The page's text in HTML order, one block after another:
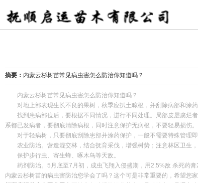
摘要： 内蒙云杉树苗常见病虫害怎么防治你知道吗？
内蒙云杉树苗常见病虫害怎么防治你知道吗？
对地上部表现生长不良的果树，秋季应扒土晾根，并刮除病部和涂药
找到患病部位后，要根据不同情况，进行不同处理。局部皮层腐烂者
系都已发病者，要彻底清除病根，同时注意保护无病根，不要轻易损伤
对于轻病树，只要彻底刮除患部并涂药保护，一般不需要特殊管理即
农业防治。营造混交林，结合抚育采伐，增强树势；注意林区卫生，
保护步行虫、寄生蜂、啄木鸟等天敌。
药剂防治。5月底至7月初，成虫飞翔入侵盛期，用2.5%敌 杀死药膏
内蒙云杉树苗的病虫害防治您学会了吗？这个可是非常重要的，希望您